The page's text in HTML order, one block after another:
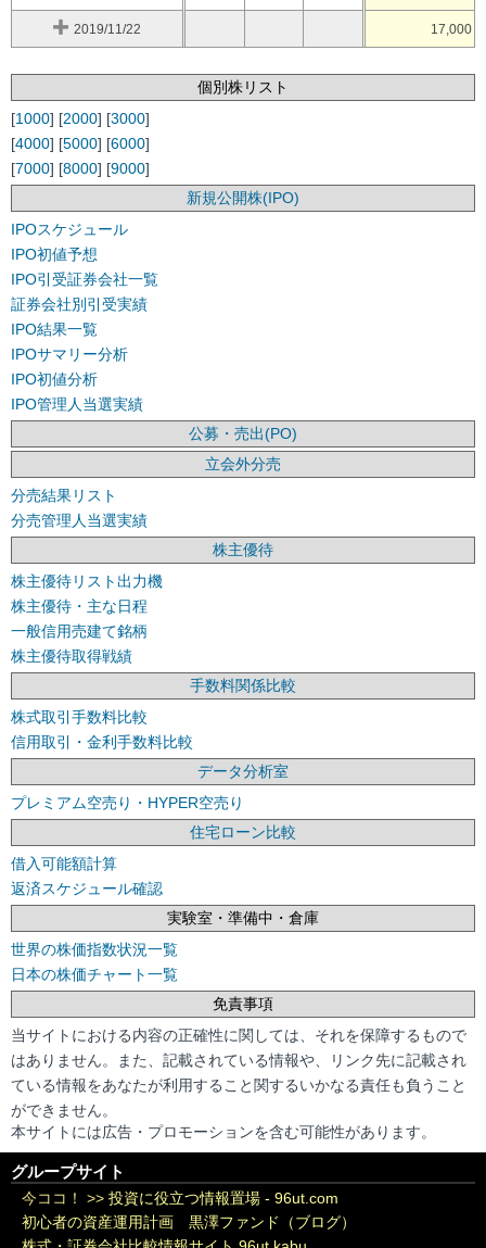
2019/11/22 17,000
個別株リスト
[1000] [2000] [3000]
[4000] [5000] [6000]
[7000] [8000] [9000]
新規公開株(IPO)
IPOスケジュール
IPO初値予想
IPO引受証券会社一覧
証券会社別引受実績
IPO結果一覧
IPOサマリー分析
IPO初値分析
IPO管理人当選実績
公募・売出(PO)
立会外分売
分売結果リスト
分売管理人当選実績
株主優待
株主優待リスト出力機
株主優待・主な日程
一般信用売建て銘柄
株主優待取得戦績
手数料関係比較
株式取引手数料比較
信用取引・金利手数料比較
データ分析室
プレミアム空売り・HYPER空売り
住宅ローン比較
借入可能額計算
返済スケジュール確認
実験室・準備中・倉庫
世界の株価指数状況一覧
日本の株価チャート一覧
免責事項
当サイトにおける内容の正確性に関しては、それを保障するもので
はありません。また、記載されている情報や、リンク先に記載され
ている情報をあなたが利用すること関するいかなる責任も負うこと
ができません。
本サイトには広告・プロモーションを含む可能性があります。
グループサイト
今ココ！ >> 投資に役立つ情報置場 - 96ut.com
初心者の資産運用計画 黒澤ファンド（ブログ）